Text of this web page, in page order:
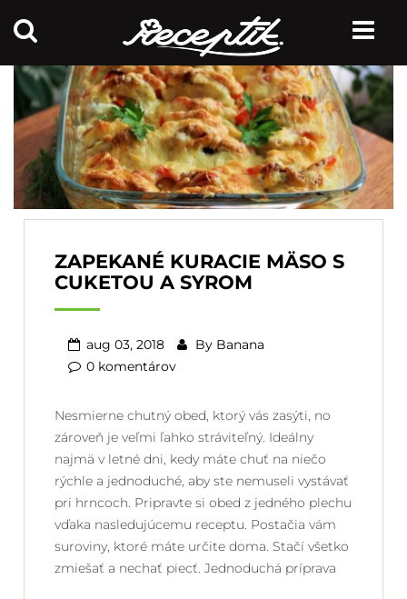
ZAPEKANÉ KURACIE MÄSO S
CUKETOU A SYROM
aug 03, 2018 By Banana
0 komentárov
Nesmierne chutný obed, ktorý vás zasýti, no
zároveň je veľmi ľahko stráviteľný. Ideálny
najmä v letné dni, kedy máte chuť na niečo
rýchle a jednoduché, aby ste nemuseli vystávať
pri hrncoch. Pripravte si obed z jedného plechu
vďaka nasledujúcemu receptu. Postačia vám
suroviny, ktoré máte určite doma. Stačí všetko
zmiešať a nechať piecť. Jednoduchá príprava